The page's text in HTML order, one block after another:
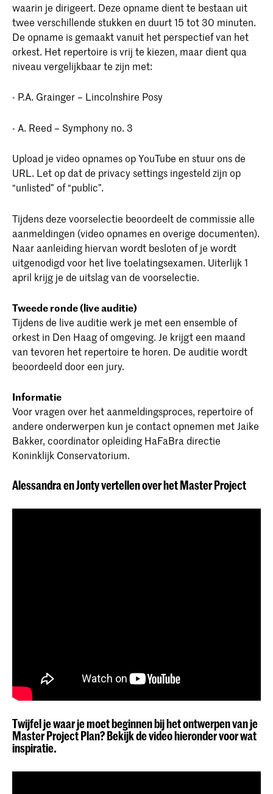
waarin je dirigeert. Deze opname dient te bestaan uit
twee verschillende stukken en duurt 15 tot 30 minuten.
De opname is gemaakt vanuit het perspectief van het
orkest. Het repertoire is vrij te kiezen, maar dient qua
niveau vergelijkbaar te zijn met:
- P.A. Grainger – Lincolnshire Posy
- A. Reed – Symphony no. 3
Upload je video opnames op YouTube en stuur ons de
URL. Let op dat de privacy settings ingesteld zijn op
“unlisted” of “public”.
Tijdens deze voorselectie beoordeelt de commissie alle
aanmeldingen (video opnames en overige documenten).
Naar aanleiding hiervan wordt besloten of je wordt
uitgenodigd voor het live toelatingsexamen. Uiterlijk 1
april krijg je de uitslag van de voorselectie.
Tweede ronde (live auditie)
Tijdens de live auditie werk je met een ensemble of
orkest in Den Haag of omgeving. Je krijgt een maand
van tevoren het repertoire te horen. De auditie wordt
beoordeeld door een jury.
Informatie
Voor vragen over het aanmeldingsproces, repertoire of
andere onderwerpen kun je contact opnemen met Jaike
Bakker, coordinator opleiding HaFaBra directie
Koninklijk Conservatorium.
Alessandra en Jonty vertellen over het Master Project
Twijfel je waar je moet beginnen bij het ontwerpen van je
Master Project Plan? Bekijk de video hieronder voor wat
inspiratie.